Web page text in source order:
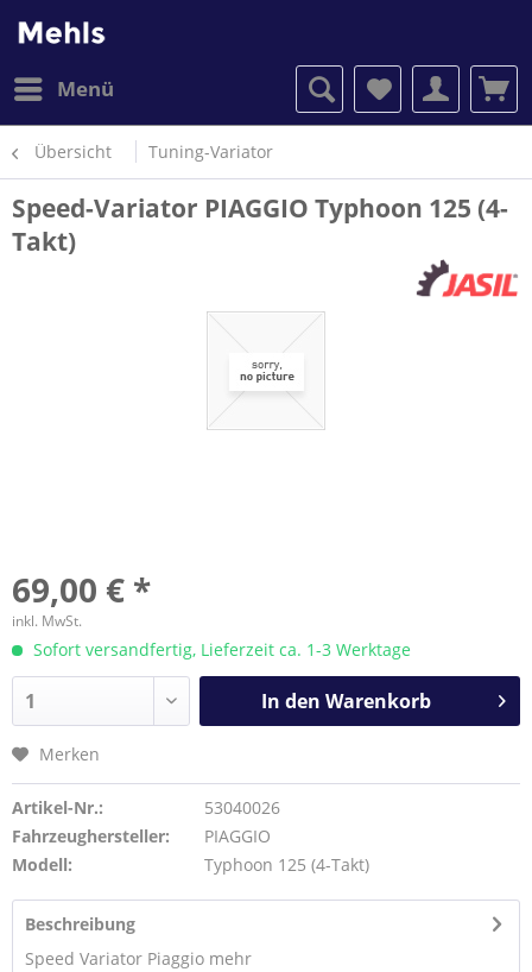
Menü
Übersicht Tuning-Variator
Speed-Variator PIAGGIO Typhoon 125 (4-
Takt)
69,00 € *
inkl. MwSt.
Sofort versandfertig, Lieferzeit ca. 1-3 Werktage
In den Warenkorb
Merken
Artikel-Nr.:
53040026
Fahrzeughersteller:
PIAGGIO
Modell:
Typhoon 125 (4-Takt)
Beschreibung
Speed Variator Piaggio mehr